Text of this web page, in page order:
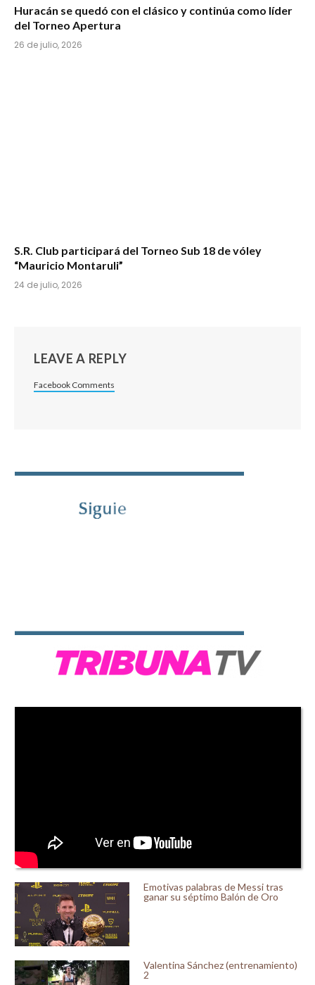
Huracán se quedó con el clásico y continúa como líder
del Torneo Apertura
26 de julio, 2026
S.R. Club participará del Torneo Sub 18 de vóley
“Mauricio Montaruli”
24 de julio, 2026
LEAVE A REPLY
Facebook Comments
Emotivas palabras de Messi tras
ganar su séptimo Balón de Oro
Valentina Sánchez (entrenamiento)
2